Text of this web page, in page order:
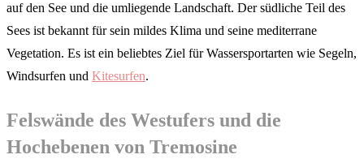
auf den See und die umliegende Landschaft. Der südliche Teil des
Sees ist bekannt für sein mildes Klima und seine mediterrane
Vegetation. Es ist ein beliebtes Ziel für Wassersportarten wie Segeln,
Windsurfen und Kitesurfen.
Felswände des Westufers und die
Hochebenen von Tremosine